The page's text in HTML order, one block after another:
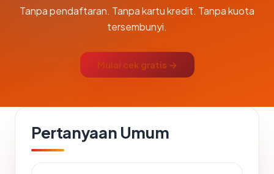
Tanpa pendaftaran. Tanpa kartu kredit. Tanpa kuota
tersembunyi.
Mulai cek gratis →
Pertanyaan Umum